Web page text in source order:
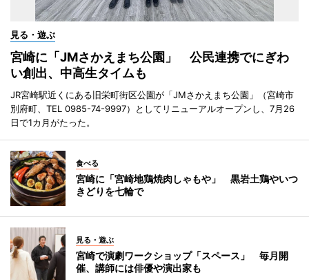
見る・遊ぶ
宮崎に「JMさかえまち公園」 公民連携でにぎわ
い創出、中高生タイムも
JR宮崎駅近くにある旧栄町街区公園が「JMさかえまち公園」（宮崎市
別府町、TEL 0985-74-9997）としてリニューアルオープンし、7月26
日で1カ月がたった。
食べる
宮崎に「宮崎地鶏焼肉しゃもや」 黒岩土鶏やいつ
きどりを七輪で
見る・遊ぶ
宮崎で演劇ワークショップ「スペース」 毎月開
催、講師には俳優や演出家も